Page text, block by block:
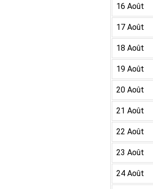
16 Août
17 Août
18 Août
19 Août
20 Août
21 Août
22 Août
23 Août
24 Août